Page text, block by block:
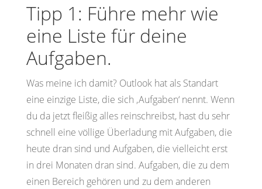
Tipp 1: Führe mehr wie
eine Liste für deine
Aufgaben.
Was meine ich damit? Outlook hat als Standart
eine einzige Liste, die sich ‚Aufgaben‘ nennt. Wenn
du da jetzt fleißig alles reinschreibst, hast du sehr
schnell eine völlige Überladung mit Aufgaben, die
heute dran sind und Aufgaben, die vielleicht erst
in drei Monaten dran sind. Aufgaben, die zu dem
einen Bereich gehören und zu dem anderen